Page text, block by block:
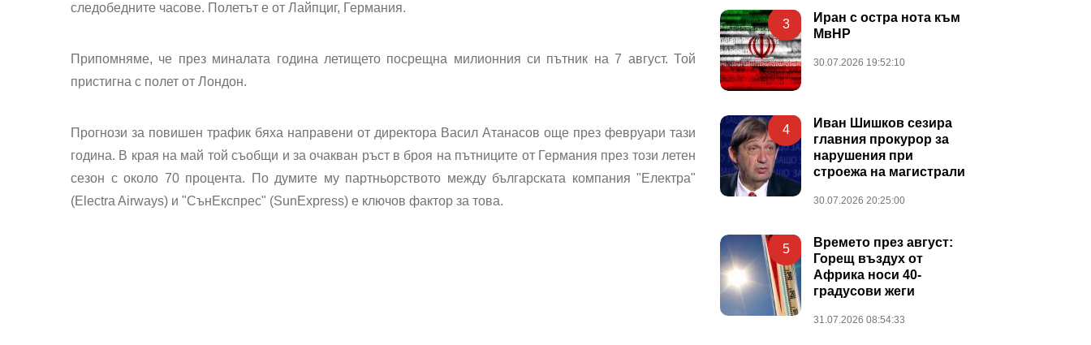
следобедните часове. Полетът е от Лайпциг, Германия.
Припомняме, че през миналата година летището посрещна милионния си пътник на 7 август. Той
пристигна с полет от Лондон.
Прогнози за повишен трафик бяха направени от директора Васил Атанасов още през февруари тази
година. В края на май той съобщи и за очакван ръст в броя на пътниците от Германия през този летен
сезон с около 70 процента. По думите му партньорството между българската компания "Електра"
(Electra Airways) и "СънЕкспрес" (SunExpress) е ключов фактор за това.
3
Иран с остра нота към
МвНР
30.07.2026 19:52:10
4
Иван Шишков сезира
главния прокурор за
нарушения при
строежа на магистрали
30.07.2026 20:25:00
5
Времето през август:
Горещ въздух от
Африка носи 40-
градусови жеги
31.07.2026 08:54:33